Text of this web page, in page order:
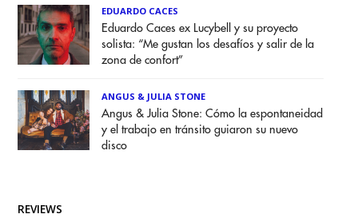
EDUARDO CACES
Eduardo Caces ex Lucybell y su proyecto
solista: “Me gustan los desafíos y salir de la
zona de confort”
ANGUS & JULIA STONE
Angus & Julia Stone: Cómo la espontaneidad
y el trabajo en tránsito guiaron su nuevo
disco
REVIEWS